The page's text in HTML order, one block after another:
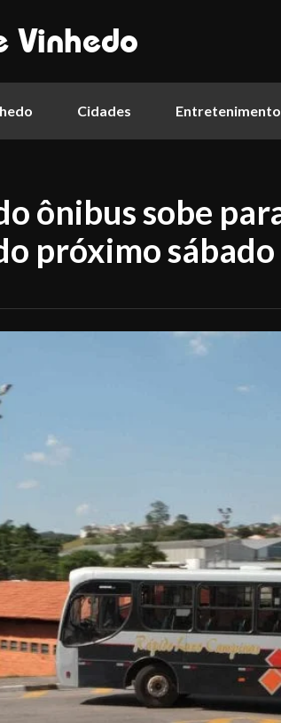
Vinhedo
Cidades Entretenimento
ônibus sobe
próximo sábado